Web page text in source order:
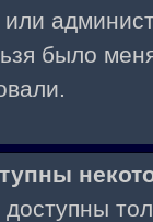
было